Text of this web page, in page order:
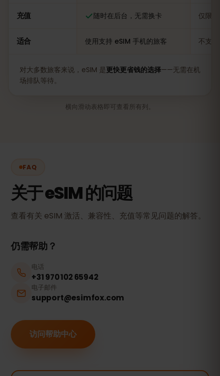
充值 随时在后台，无需换卡 仅限
适合 使用支持 eSIM 手机的旅客 不支
对大多数旅客来说，eSIM 是更快更省钱的选择——无需在机
场排队等待。
横向滑动表格即可查看所有列。
FAQ
关于 eSIM 的问题
查看有关 eSIM 激活、兼容性、充值等常见问题的解答。
仍需帮助？
电话
+31 970 102 65942
电子邮件
support@esimfox.com
访问帮助中心